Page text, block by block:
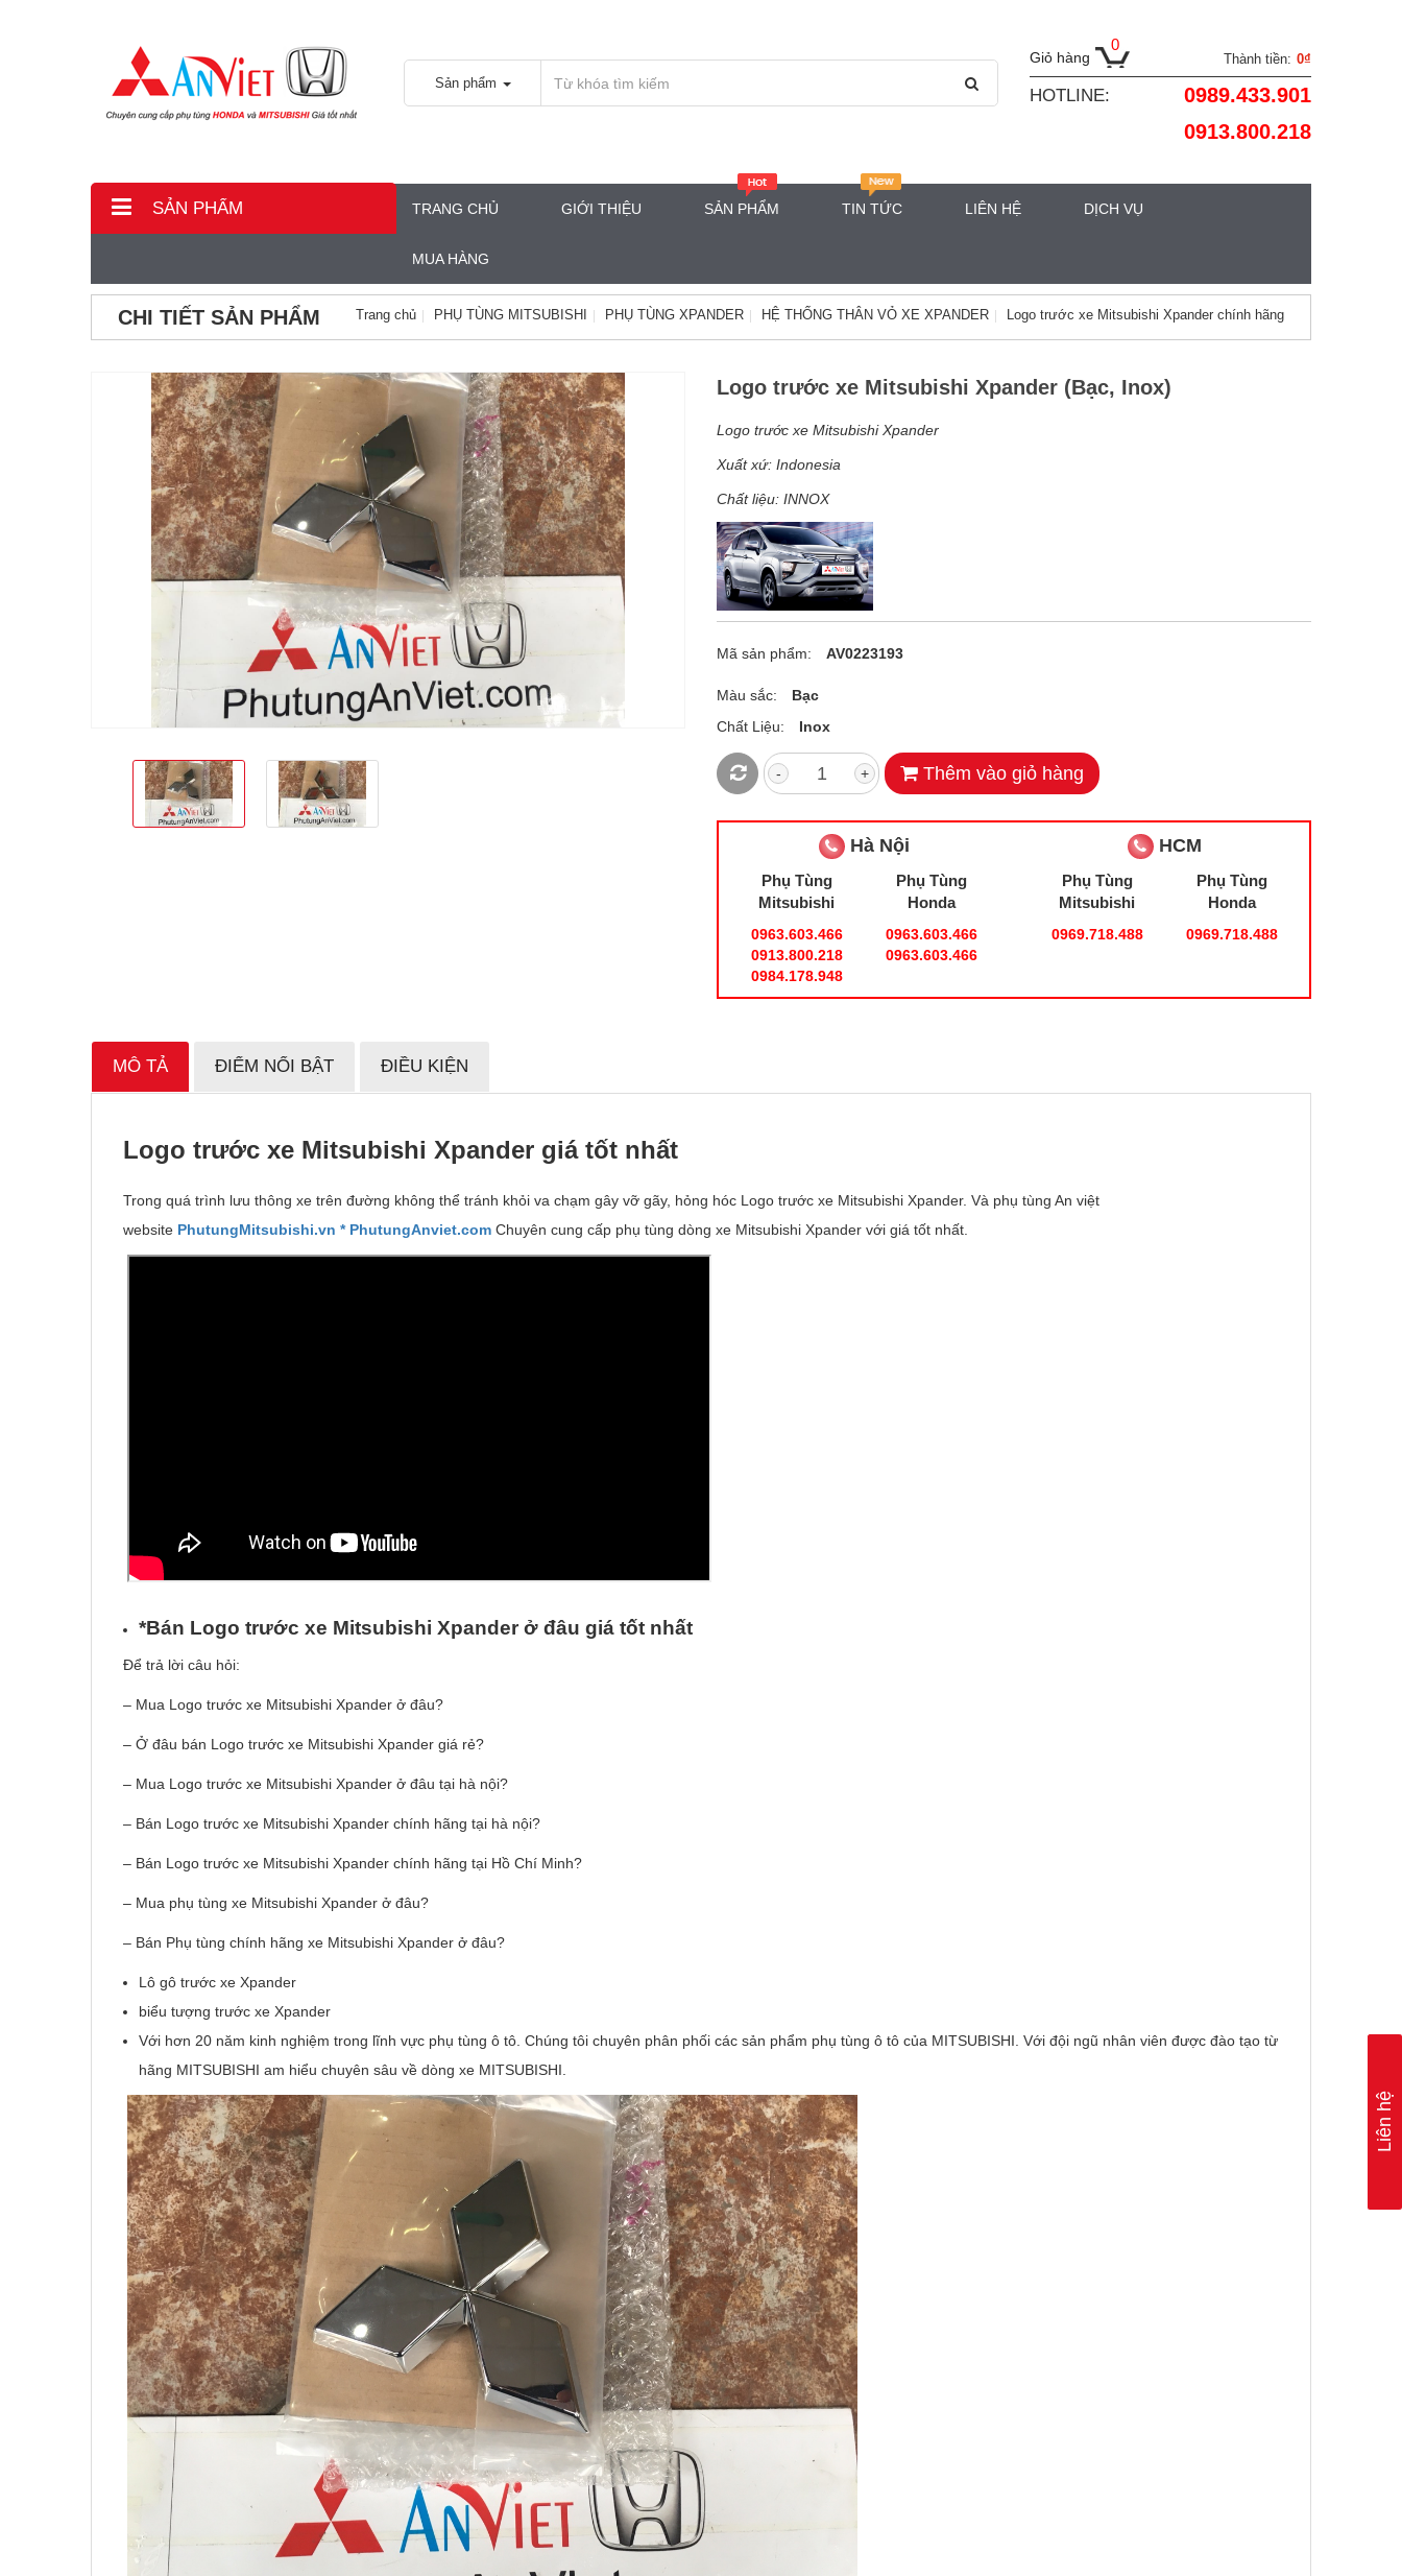
Sản phẩm
Giỏ hàng
0
Thành tiền: 0₫
HOTLINE:
0989.433.901
0913.800.218
SẢN PHẨM TRANG CHỦ GIỚI THIỆU SẢN PHẨM TIN TỨC LIÊN HỆ DỊCH VỤ
MUA HÀNG
CHI TIẾT SẢN PHẨM Trang chủ PHỤ TÙNG MITSUBISHI PHỤ TÙNG XPANDER HỆ THỐNG THÂN VỎ XE XPANDER Logo trước xe Mitsubishi Xpander chính hãng
Logo trước xe Mitsubishi Xpander (Bạc, Inox)
Logo trước xe Mitsubishi Xpander
Xuất xứ: Indonesia
Chất liệu: INNOX
Mã sản phẩm: AV0223193
Màu sắc:
Bạc
Chất Liệu:
Inox
- + Thêm vào giỏ hàng
Hà Nội
Phụ Tùng
Mitsubishi
0963.603.466
0913.800.218
0984.178.948
Phụ Tùng
Honda
0963.603.466
0963.603.466
HCM
Phụ Tùng
Mitsubishi
0969.718.488
Phụ Tùng
Honda
0969.718.488
MÔ TẢ ĐIỂM NỔI BẬT ĐIỀU KIỆN
Logo trước xe Mitsubishi Xpander giá tốt nhất
Trong quá trình lưu thông xe trên đường không thể tránh khỏi va chạm gây vỡ gãy, hỏng hóc Logo trước xe Mitsubishi Xpander. Và phụ tùng An việt
website PhutungMitsubishi.vn * PhutungAnviet.com Chuyên cung cấp phụ tùng dòng xe Mitsubishi Xpander với giá tốt nhất.
*Bán Logo trước xe Mitsubishi Xpander ở đâu giá tốt nhất
Để trả lời câu hỏi:
– Mua Logo trước xe Mitsubishi Xpander ở đâu?
– Ở đâu bán Logo trước xe Mitsubishi Xpander giá rẻ?
– Mua Logo trước xe Mitsubishi Xpander ở đâu tại hà nội?
– Bán Logo trước xe Mitsubishi Xpander chính hãng tại hà nội?
– Bán Logo trước xe Mitsubishi Xpander chính hãng tại Hồ Chí Minh?
– Mua phụ tùng xe Mitsubishi Xpander ở đâu?
– Bán Phụ tùng chính hãng xe Mitsubishi Xpander ở đâu?
Lô gô trước xe Xpander
biểu tượng trước xe Xpander
Với hơn 20 năm kinh nghiệm trong lĩnh vực phụ tùng ô tô. Chúng tôi chuyên phân phối các sản phẩm phụ tùng ô tô của MITSUBISHI. Với đội ngũ nhân viên được đào tạo từ
hãng MITSUBISHI am hiểu chuyên sâu về dòng xe MITSUBISHI.
Liên hệ